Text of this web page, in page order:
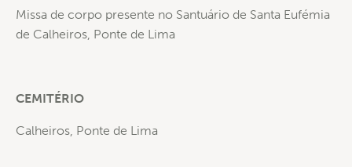
Missa de corpo presente no Santuário de Santa Eufémia
de Calheiros, Ponte de Lima
CEMITÉRIO
Calheiros, Ponte de Lima